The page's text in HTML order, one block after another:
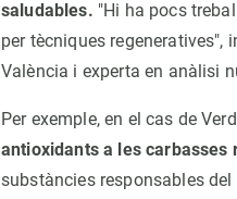
saludables. "Hi ha pocs
per tècniques regeneratives",
València i experta en anàlisi
Per exemple, en el cas de
antioxidants a les carbasses
substàncies responsables